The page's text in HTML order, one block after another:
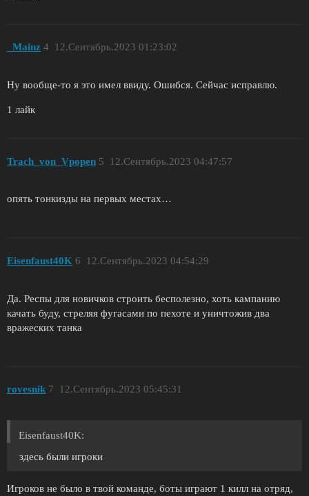
_Mainz 12.Сентябрь.2023 01:23:02
4
Ну вообще-то я это имел ввиду. Ошибся. Сейчас исправлю.
1 лайк
Trach_von_Vpopen 12.Сентябрь.2023 04:47:57
5
опять тонкизды на первых местах…
Eisenfaust40K 12.Сентябрь.2023 04:54:29
6
Да. Респы для новичков строить бесполезно, хоть кампанию
качать буду, стреляя фугасами по пехоте и уничтожив два
вражеских танка
rovesnik 12.Сентябрь.2023 05:45:31
7
Eisenfaust40K:
здесь были игроки
Игроков не было в твой команде, боты играют 1 килл на отряд,